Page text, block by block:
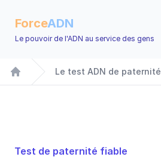
ForceADN
Le pouvoir de l'ADN au service des gens
Accueil
Le test ADN de paternité
Test de paternité fiable